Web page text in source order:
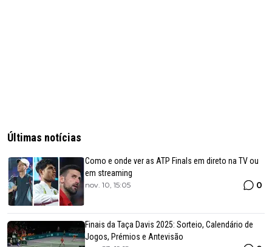
Últimas notícias
Como e onde ver as ATP Finals em direto na TV ou
em streaming
nov. 10, 15:05 0
Finais da Taça Davis 2025: Sorteio, Calendário de
Jogos, Prémios e Antevisão